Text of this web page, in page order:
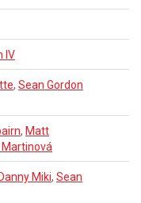
IV
, Sean Gordon
, Matt
Martinová
Danny Miki, Sean